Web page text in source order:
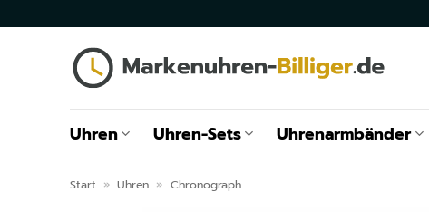
Uhren Uhren-Sets Uhrenarmbänder
Start » Uhren » Chronograph